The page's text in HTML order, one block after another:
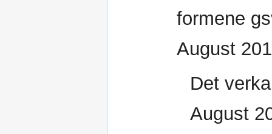
formene
August
Det
August